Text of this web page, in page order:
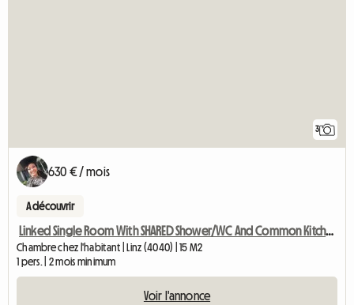
3
630 € / mois
A découvrir
Linked Single Room With SHARED Shower/WC And Common Kitchen
Chambre chez l'habitant | Linz (4040) | 15 M2
1 pers. | 2 mois minimum
Voir l'annonce